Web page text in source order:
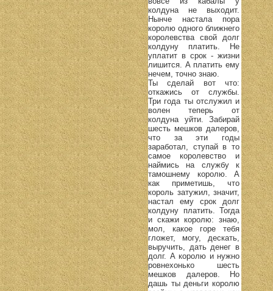
колдуна не выходит.
Нынче настала пора
королю одного ближнего
королевства свой долг
колдуну платить. Не
уплатит в срок - жизни
лишится. А платить ему
нечем, точно знаю.
Ты сделай вот что:
откажись от службы.
Три года ты отслужил и
волен теперь от
колдуна уйти. Забирай
шесть мешков далеров,
что за эти годы
заработал, ступай в то
самое королевство и
наймись на службу к
тамошнему королю. А
как приметишь, что
король затужил, значит,
настал ему срок долг
колдуну платить. Тогда
и скажи королю: знаю,
мол, какое горе тебя
гложет, могу, дескать,
выручить, дать денег в
долг. А королю и нужно
ровнехонько шесть
мешков далеров. Но
дашь ты деньги королю